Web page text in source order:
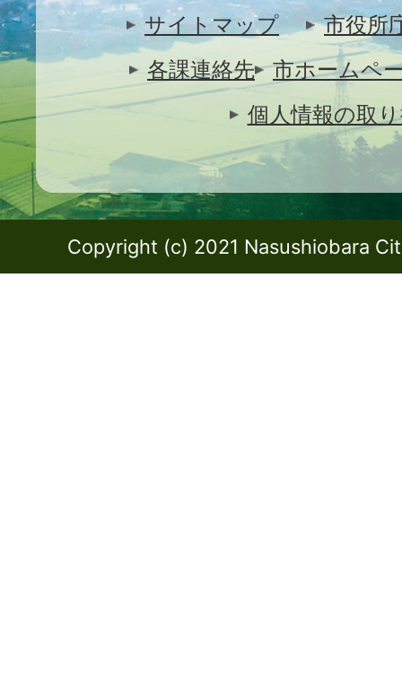
サイトマップ
市役所
各課連絡先
市ホームペ
個人情報の取
Copyright (c) 2021 Nasushiobara